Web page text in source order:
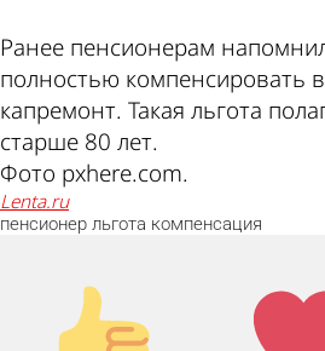
Ранее пенсионерам
полностью компенсировать
капремонт. Такая льгота
старше 80 лет.
Фото pxhere.com.
lenta.ru
пенсионер льгота компенсация
Палец
вверх!
Лайк!